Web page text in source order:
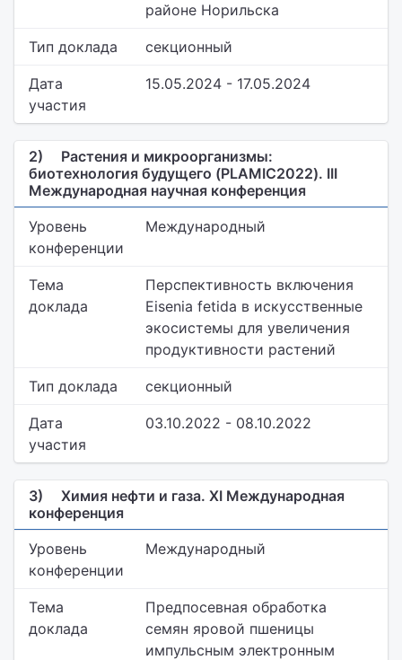
районе Норильска
Тип доклада секционный
Дата
участия
15.05.2024 - 17.05.2024
2)
Растения и микроорганизмы:
биотехнология будущего (PLAMIC2022). III
Международная научная конференция
Уровень
конференции
Международный
Тема
доклада
Перспективность включения
Eisenia fetida в искусственные
экосистемы для увеличения
продуктивности растений
Тип доклада секционный
Дата
участия
03.10.2022 - 08.10.2022
3)
Химия нефти и газа. XI Международная
конференция
Уровень
конференции
Международный
Тема
доклада
Предпосевная обработка
семян яровой пшеницы
импульсным электронным